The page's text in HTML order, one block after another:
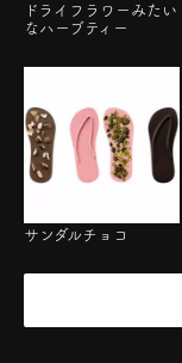
ドライフラワーみたい
なハーブティー
サンダルチョコ